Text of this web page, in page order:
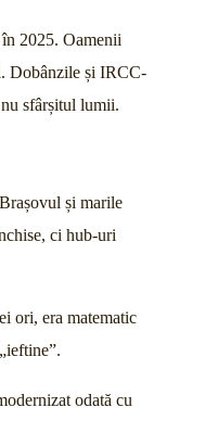
2025. Oamenii
Dobânzile și IRCC-
sfârșitul lumii.
și marile
ci hub-uri
ori, era matematic
odată cu